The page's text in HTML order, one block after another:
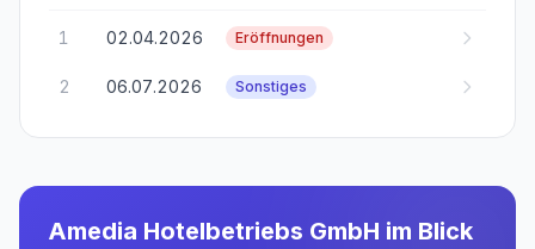
1 02.04.2026 Eröffnungen
2 06.07.2026 Sonstiges
Amedia Hotelbetriebs GmbH im Blick